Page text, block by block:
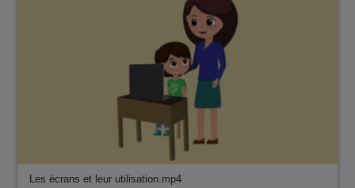
Les écrans et leur utilisation.mp4